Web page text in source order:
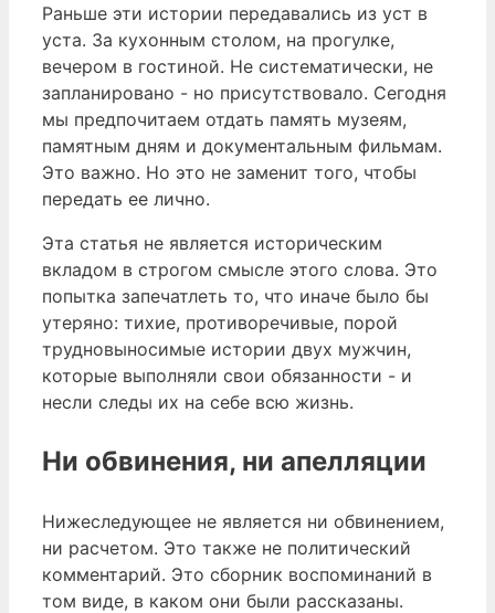
Раньше эти истории передавались из уст в
уста. За кухонным столом, на прогулке,
вечером в гостиной. Не систематически, не
запланировано - но присутствовало. Сегодня
мы предпочитаем отдать память музеям,
памятным дням и документальным фильмам.
Это важно. Но это не заменит того, чтобы
передать ее лично.
Эта статья не является историческим
вкладом в строгом смысле этого слова. Это
попытка запечатлеть то, что иначе было бы
утеряно: тихие, противоречивые, порой
трудновыносимые истории двух мужчин,
которые выполняли свои обязанности - и
несли следы их на себе всю жизнь.
Ни обвинения, ни апелляции
Нижеследующее не является ни обвинением,
ни расчетом. Это также не политический
комментарий. Это сборник воспоминаний в
том виде, в каком они были рассказаны.